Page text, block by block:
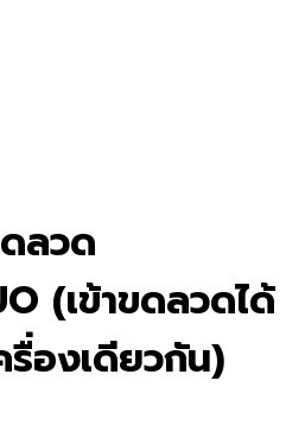
ลวด
(เข้าขดลวดได้
รื่องเดียวกัน)